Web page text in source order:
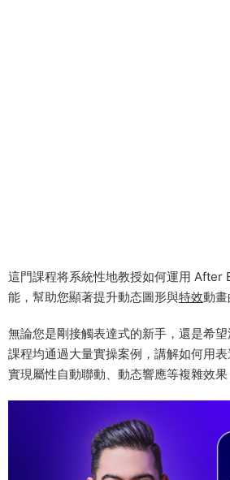
這門課程将系統性地教授如何運用 ​After
能，幫助您顯著提升動态圖形與特效動
無論您是剛接觸表達式的新手，還是希望
課程均通過大量實操案例，講解如何用表
實現屬性自動聯動、動态響應等複雜效果